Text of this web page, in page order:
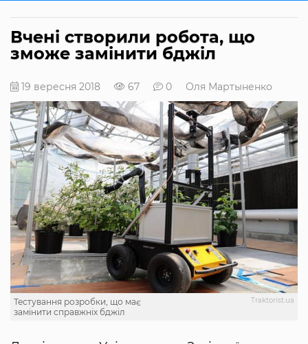
Вчені створили робота, що
зможе замінити бджіл
19 вересня 2018 67 0 Оля Мартыненко
Traktorist.ua
Тестування розробки, що має
замінити справжніх бджіл